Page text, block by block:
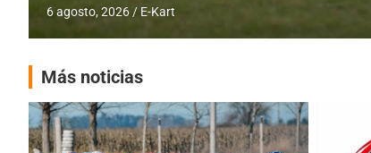
4 agosto, 2026 E-Kart
Más noticias